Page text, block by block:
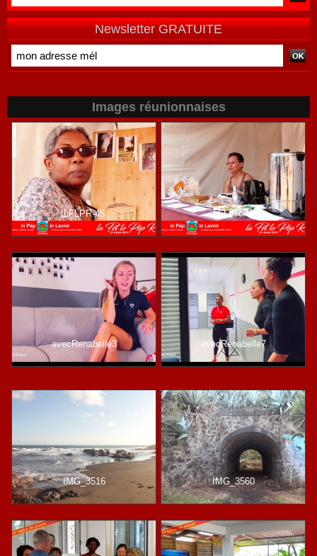
Newsletter GRATUITE
Images réunionnaises
LFLPR-45 LFLPR-49
avecRenabelle3 avecRenabelle7
IMG_3516 IMG_3560